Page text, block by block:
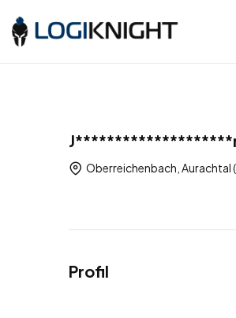
Oberreichenbach, Aurachtal
Profil